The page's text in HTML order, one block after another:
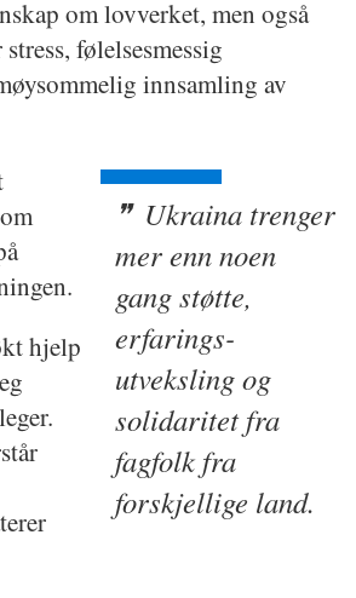
om lovverket, men også
følelsesmessig
innsamling av
Ukraina trenger
mer enn noen
gang støtte,
erfarings-
utveksling og
solidaritet fra
fagfolk fra
forskjellige land.
hjelp